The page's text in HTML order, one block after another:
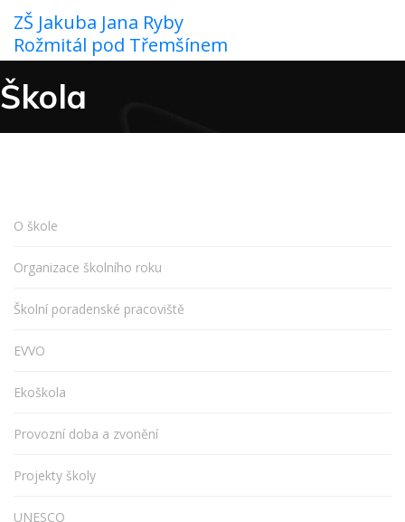
ZŠ Jakuba Jana Ryby
Rožmitál pod Třemšínem
Škola
O škole
Organizace školního roku
Školní poradenské pracoviště
EVVO
Ekoškola
Provozní doba a zvonění
Projekty školy
UNESCO